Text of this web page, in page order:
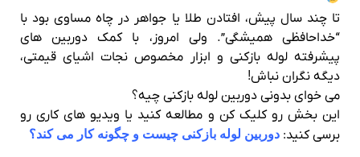
تا چند سال پیش، افتادن طلا یا جواهر در چاه مساوی بود با
“خداحافظی همیشگی”. ولی امروز، با کمک دوربین‌ های
پیشرفته‌ لوله‌ بازکنی و ابزار مخصوص نجات اشیای قیمتی،
دیگه نگران نباش!
می خوای بدونی دوربین لوله بازکنی چیه؟
این بخش رو کلیک کن و مطالعه کنید یا ویدیو های کاری رو
برسی کنید: دوربین لوله بازکنی چیست و چگونه کار می کند؟